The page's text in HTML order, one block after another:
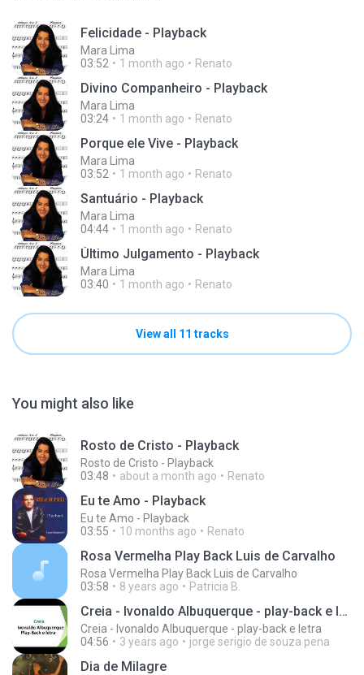
Felicidade - Playback
Mara Lima
03:52
1 month ago Renato
Divino Companheiro - Playback
Mara Lima
03:24
1 month ago Renato
Porque ele Vive - Playback
Mara Lima
03:52
1 month ago Renato
Santuário - Playback
Mara Lima
04:44
1 month ago Renato
Último Julgamento - Playback
Mara Lima
03:40
1 month ago Renato
View all 11 tracks
You might also like
Rosto de Cristo - Playback
Rosto de Cristo - Playback
03:48
about a month ago Renato
Eu te Amo - Playback
Eu te Amo - Playback
03:55
10 months ago Renato
Rosa Vermelha Play Back Luis de Carvalho
Rosa Vermelha Play Back Luis de Carvalho
03:58
8 years ago Patricia B.
Creia - Ivonaldo Albuquerque - play-back e letra
Creia - Ivonaldo Albuquerque - play-back e letra
04:56
3 years ago jorge serigio de souza pena
Dia de Milagre